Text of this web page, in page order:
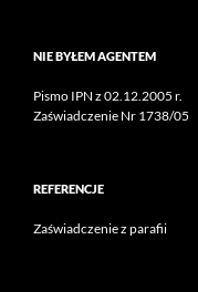
NIE BYŁEM AGENTEM
Pismo IPN z 02.12.2005 r.
Zaświadczenie Nr 1738/05
REFERENCJE
Zaświadczenie z parafii